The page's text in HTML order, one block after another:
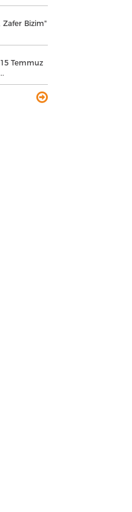
Zafer Bizim"
Temmuz